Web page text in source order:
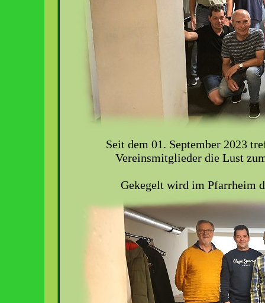
Seit dem 01. September 2023
Vereinsmitglieder die Lust
Gekegelt wird im Pfarrheim